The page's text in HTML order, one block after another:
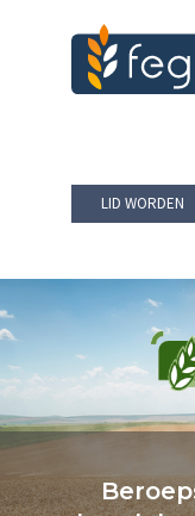
LID WORDEN